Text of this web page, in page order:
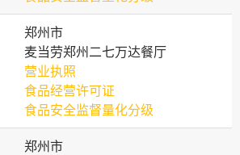
郑州市
麦当劳郑州二七万达餐厅
营业执照
食品经营许可证
食品安全监督量化分级
郑州市